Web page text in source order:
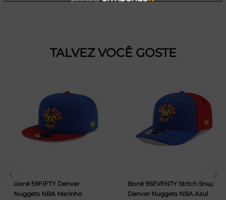
TALVEZ VOCÊ GOSTE
Boné 59FIFTY Denver
Nuggets NBA Marinho
Boné 9SEVENTY Strtch Snap
Denver Nuggets NBA Azul